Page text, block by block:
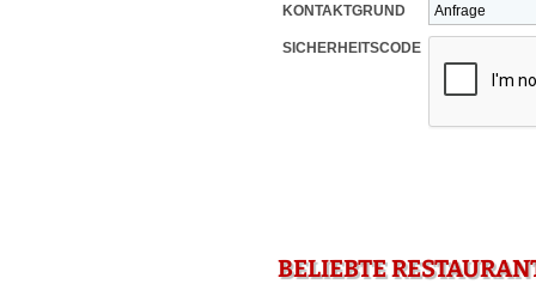
KONTAKTGRUND
SICHERHEITSCODE
BELIEBTE